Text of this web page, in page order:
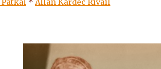
Pátkai * Allan Kardec Rivail